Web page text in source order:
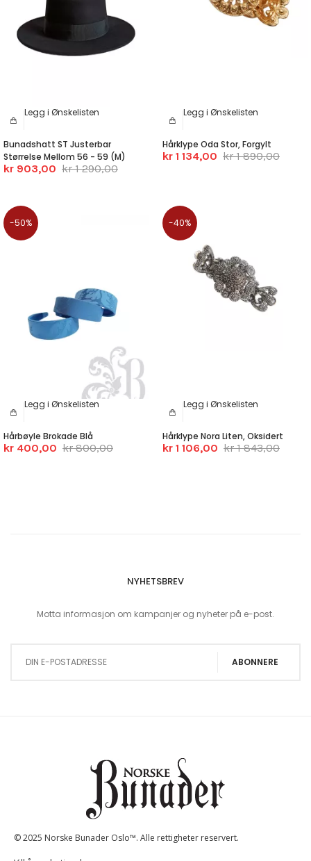
Legg i Ønskelisten
Bunadshatt ST Justerbar
Størrelse Mellom 56 - 59 (M)
kr 903,00 kr 1 290,00
Legg i Ønskelisten
Hårklype Oda Stor, Forgylt
kr 1 134,00 kr 1 890,00
-50%
Legg i Ønskelisten
Hårbøyle Brokade Blå
kr 400,00 kr 800,00
-40%
Legg i Ønskelisten
Hårklype Nora Liten, Oksidert
kr 1 106,00 kr 1 843,00
NYHETSBREV
Motta informasjon om kampanjer og nyheter på e-post.
ABONNERE
© 2025 Norske Bunader Oslo™. Alle rettigheter reservert.